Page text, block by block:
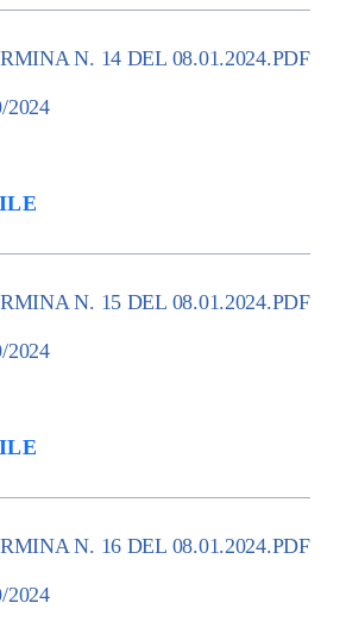
N. 14 DEL 08.01.2024.PDF
2024
N. 15 DEL 08.01.2024.PDF
2024
N. 16 DEL 08.01.2024.PDF
2024